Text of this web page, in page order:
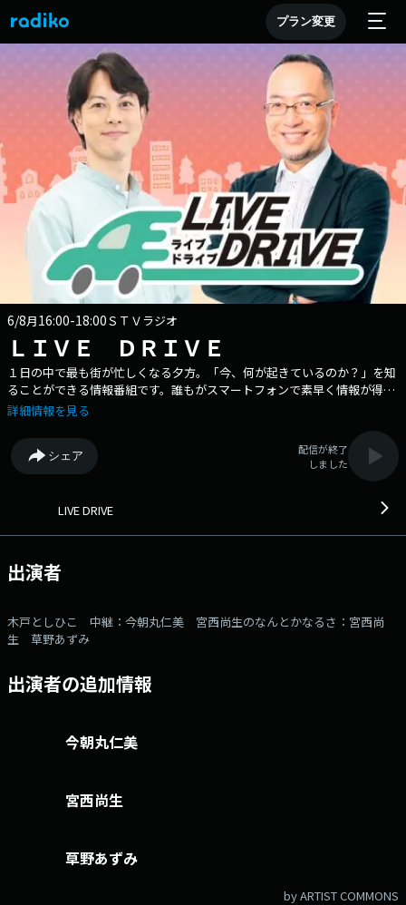
プラン変更
6/8月16:00-18:00ＳＴＶラジオ
ＬＩＶＥ ＤＲＩＶＥ
１日の中で最も街が忙しくなる夕方。「今、何が起きているのか？」を知
ることができる情報番組です。誰もがスマートフォンで素早く情報が得ら
れる現代。しかし「手が離せない」「視線を変えられない」という運転中
てスマートフォン以上の情報ツールになります！◇16：42～「宮西尚生の
なんとかなるさ」◇17：00～「ニュースパレード」メール：ld@stv.jp X
ハッシュタグ：#stvradio Xアカウント：@stvradio
詳細情報を見る
シェア
配信が終了
しました
LIVE DRIVE
出演者
木戸としひこ 中継：今朝丸仁美 宮西尚生のなんとかなるさ：宮西尚
生 草野あずみ
出演者の追加情報
今朝丸仁美
宮西尚生
草野あずみ
by ARTIST COMMONS